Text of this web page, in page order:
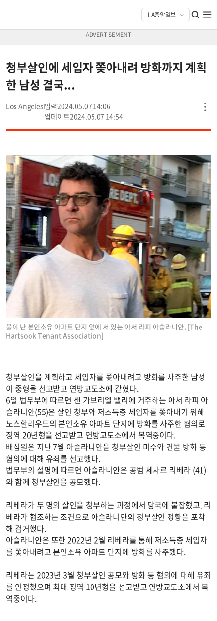
청부살인에 세입자 쫓아내려 방화까지 계획
한 남성 결국...
Los Angeles
2024.05.07 14:06
2024.05.07 14:54
불이 난 본인소유 아파트 단지 앞에 서 있는 아서 라피 아슬라니안. [The
Hartsook Tenant Association]
청부살인을 계획하고 세입자를 쫓아내려고 방화를 사주한 남성
이 중형을 선고받고 연방교도소에 갇혔다.
6일 법무부에 따르면 샌 가브리엘 밸리에 거주하는 아서 라피 아
슬라니안(55)은 살인 청부와 저소득층 세입자를 쫓아내기 위해
노스할리우드의 본인소유 아파트 단지에 방화를 사주한 혐의로
징역 20년형을 선고받고 연방교도소에서 복역중이다.
배심원은 지난 7월 아슬라니안을 청부살인 미수와 건물 방화 등
혐의에 대해 유죄를 선고했다.
법무부의 설명에 따르면 아슬라니안은 공범 세사르 리베라 (41)
와 함께 청부살인을 공모했다.
리베라가 두 명의 살인을 청부하는 과정에서 당국에 붙잡혔고, 리
베라가 협조하는 조건으로 아슬라니안의 청부살인 정황을 포착
해 검거했다.
아슬라니안은 또한 2022년 2월 리베라를 통해 저소득층 세입자
를 쫓아내려고 본인소유 아파트 단지에 방화를 사주했다.
리베라는 2023년 3월 청부살인 공모와 방화 등 혐의에 대해 유죄
를 인정했으며 최대 징역 10년형을 선고받고 연방교도소에서 복
역중이다.